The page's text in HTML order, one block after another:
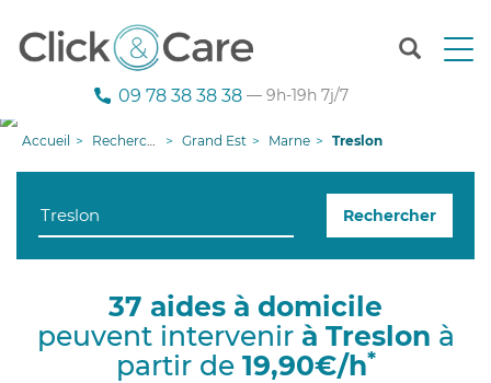
T
n
g
09 78 38 38 38 — 9h-19h 7j/7
Accueil Recherche aide à domicile Grand Est Marne Treslon
Rechercher
37 aides à domicile
peuvent intervenir à Treslon à
partir de 19,90€/h*